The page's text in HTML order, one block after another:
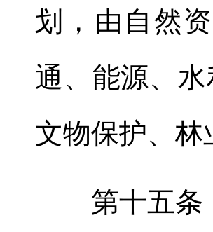
划，由自然
通、能源、
文物保护、
第十五条